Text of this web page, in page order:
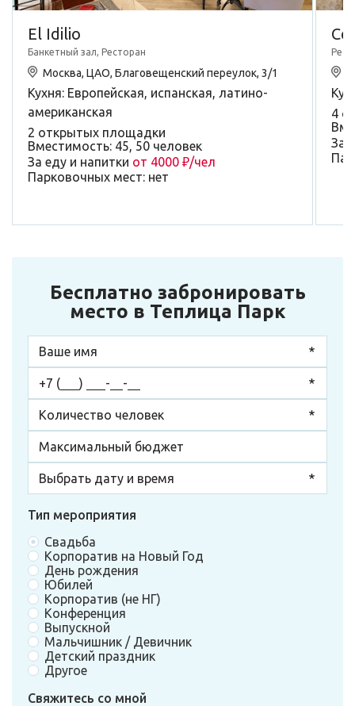
El Idilio
Банкетный зал, Ресторан
Москва, ЦАО, Благовещенский переулок, 3/1
Кухня: Европейская, испанская, латино-
американская
2 открытых площадки
Вместимость: 45, 50 человек
За еду и напитки от 4000 ₽/чел
Парковочных мест: нет
4
За
Бесплатно забронировать
место в Теплица Парк
Тип мероприятия
Свадьба
Корпоратив на Новый Год
День рождения
Юбилей
Корпоратив (не НГ)
Конференция
Выпускной
Мальчишник / Девичник
Детский праздник
Другое
Свяжитесь со мной